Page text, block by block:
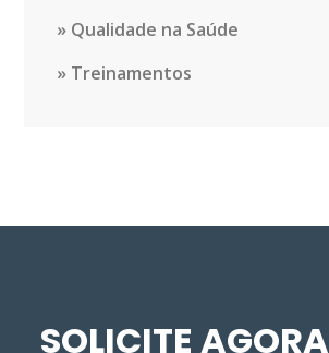
Qualidade na Saúde
Treinamentos
SOLICITE AGORA